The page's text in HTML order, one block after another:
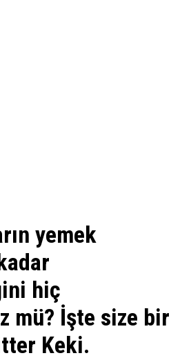
yemek
hiç
mü? İşte size bir
Keki.